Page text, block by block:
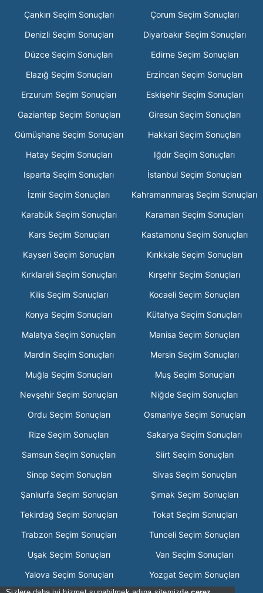
Çankırı Seçim Sonuçları
Çorum Seçim Sonuçları
Denizli Seçim Sonuçları
Diyarbakır Seçim Sonuçları
Düzce Seçim Sonuçları
Edirne Seçim Sonuçları
Elazığ Seçim Sonuçları
Erzincan Seçim Sonuçları
Erzurum Seçim Sonuçları
Eskişehir Seçim Sonuçları
Gaziantep Seçim Sonuçları
Giresun Seçim Sonuçları
Gümüşhane Seçim Sonuçları
Hakkari Seçim Sonuçları
Hatay Seçim Sonuçları
Iğdır Seçim Sonuçları
Isparta Seçim Sonuçları
İstanbul Seçim Sonuçları
İzmir Seçim Sonuçları
Kahramanmaraş Seçim Sonuçları
Karabük Seçim Sonuçları
Karaman Seçim Sonuçları
Kars Seçim Sonuçları
Kastamonu Seçim Sonuçları
Kayseri Seçim Sonuçları
Kırıkkale Seçim Sonuçları
Kırklareli Seçim Sonuçları
Kırşehir Seçim Sonuçları
Kilis Seçim Sonuçları
Kocaeli Seçim Sonuçları
Konya Seçim Sonuçları
Kütahya Seçim Sonuçları
Malatya Seçim Sonuçları
Manisa Seçim Sonuçları
Mardin Seçim Sonuçları
Mersin Seçim Sonuçları
Muğla Seçim Sonuçları
Muş Seçim Sonuçları
Nevşehir Seçim Sonuçları
Niğde Seçim Sonuçları
Ordu Seçim Sonuçları
Osmaniye Seçim Sonuçları
Rize Seçim Sonuçları
Sakarya Seçim Sonuçları
Samsun Seçim Sonuçları
Siirt Seçim Sonuçları
Sinop Seçim Sonuçları
Sivas Seçim Sonuçları
Şanlıurfa Seçim Sonuçları
Şırnak Seçim Sonuçları
Tekirdağ Seçim Sonuçları
Tokat Seçim Sonuçları
Trabzon Seçim Sonuçları
Tunceli Seçim Sonuçları
Uşak Seçim Sonuçları
Van Seçim Sonuçları
Yalova Seçim Sonuçları
Yozgat Seçim Sonuçları